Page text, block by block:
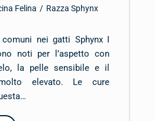
Felina / Razza Sphynx
nei gatti Sphynx I
noti per l’aspetto con
la pelle sensibile e il
elevato. Le cure